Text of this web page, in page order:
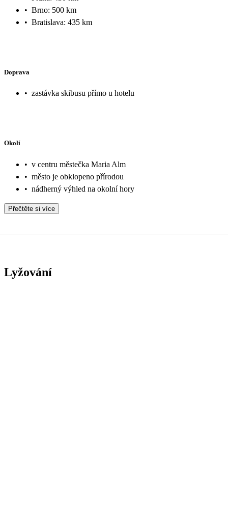
• Brno: 500 km
• Bratislava: 435 km
Doprava
• zastávka skibusu přímo u hotelu
Okolí
• v centru městečka Maria Alm
• město je obklopeno přírodou
• nádherný výhled na okolní hory
Přečtěte si více
Lyžování